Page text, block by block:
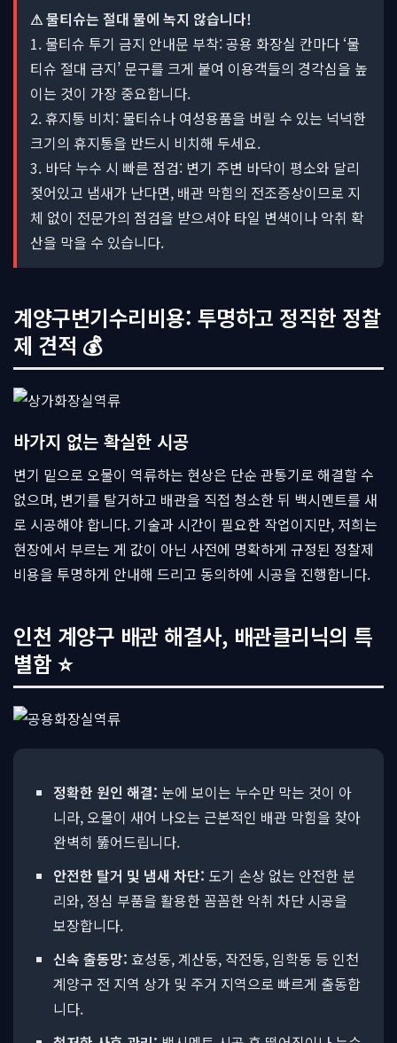
⚠ 물티슈는 절대 물에 녹지 않습니다!
1. 물티슈 투기 금지 안내문 부착: 공용 화장실 칸마다 ‘물
티슈 절대 금지’ 문구를 크게 붙여 이용객들의 경각심을 높
이는 것이 가장 중요합니다.
2. 휴지통 비치: 물티슈나 여성용품을 버릴 수 있는 넉넉한
크기의 휴지통을 반드시 비치해 두세요.
3. 바닥 누수 시 빠른 점검: 변기 주변 바닥이 평소와 달리
젖어있고 냄새가 난다면, 배관 막힘의 전조증상이므로 지
체 없이 전문가의 점검을 받으셔야 타일 변색이나 악취 확
산을 막을 수 있습니다.
계양구변기수리비용: 투명하고 정직한 정찰
제 견적 💰
바가지 없는 확실한 시공
변기 밑으로 오물이 역류하는 현상은 단순 관통기로 해결할 수
없으며, 변기를 탈거하고 배관을 직접 청소한 뒤 백시멘트를 새
로 시공해야 합니다. 기술과 시간이 필요한 작업이지만, 저희는
현장에서 부르는 게 값이 아닌 사전에 명확하게 규정된 정찰제
비용을 투명하게 안내해 드리고 동의하에 시공을 진행합니다.
인천 계양구 배관 해결사, 배관클리닉의 특
별함 ⭐
정확한 원인 해결: 눈에 보이는 누수만 막는 것이 아
니라, 오물이 새어 나오는 근본적인 배관 막힘을 찾아
완벽히 뚫어드립니다.
안전한 탈거 및 냄새 차단: 도기 손상 없는 안전한 분
리와, 정심 부품을 활용한 꼼꼼한 악취 차단 시공을
보장합니다.
신속 출동망: 효성동, 계산동, 작전동, 임학동 등 인천
계양구 전 지역 상가 및 주거 지역으로 빠르게 출동합
니다.